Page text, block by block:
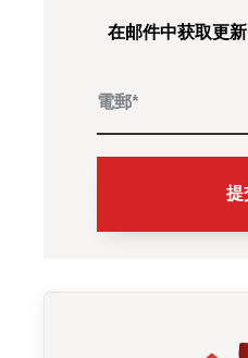
在邮件中获取更新